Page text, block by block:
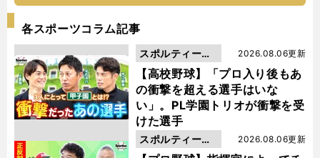
各スポーツコラム記事
【高校野球】「プロ入り後もあ
の衝撃を超える選手はいな
い」。PL学園トリオが衝撃を受
けた選手
2026.08.06更新
スポルティーバ
動画
2026.08.06更新
スポルティーバ